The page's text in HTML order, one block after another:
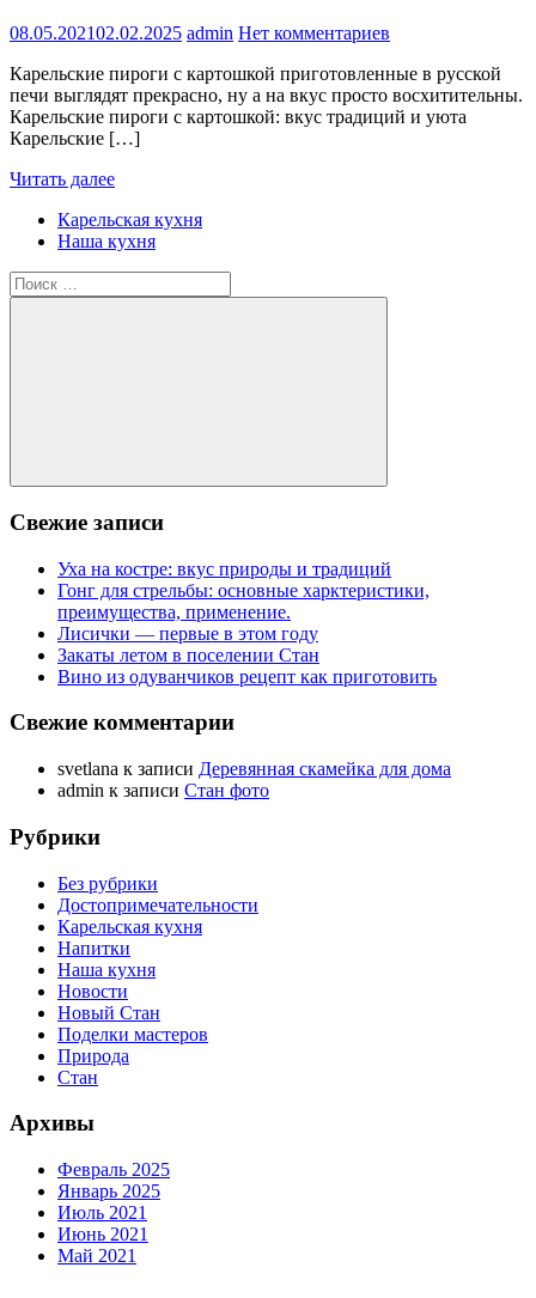
08.05.202102.02.2025 admin Нет комментариев
Карельские пироги с картошкой приготовленные в русской
печи выглядят прекрасно, ну а на вкус просто восхитительны.
Карельские пироги с картошкой: вкус традиций и уюта
Карельские […]
Читать далее
Карельская кухня
Наша кухня
Поиск
для:
Поиск
Свежие записи
Уха на костре: вкус природы и традиций
Гонг для стрельбы: основные харктеристики,
преимущества, применение.
Лисички — первые в этом году
Закаты летом в поселении Стан
Вино из одуванчиков рецепт как приготовить
Свежие комментарии
svetlana к записи Деревянная скамейка для дома
admin к записи Стан фото
Рубрики
Без рубрики
Достопримечательности
Карельская кухня
Напитки
Наша кухня
Новости
Новый Стан
Поделки мастеров
Природа
Стан
Архивы
Февраль 2025
Январь 2025
Июль 2021
Июнь 2021
Май 2021